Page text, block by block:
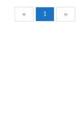
« 1 »